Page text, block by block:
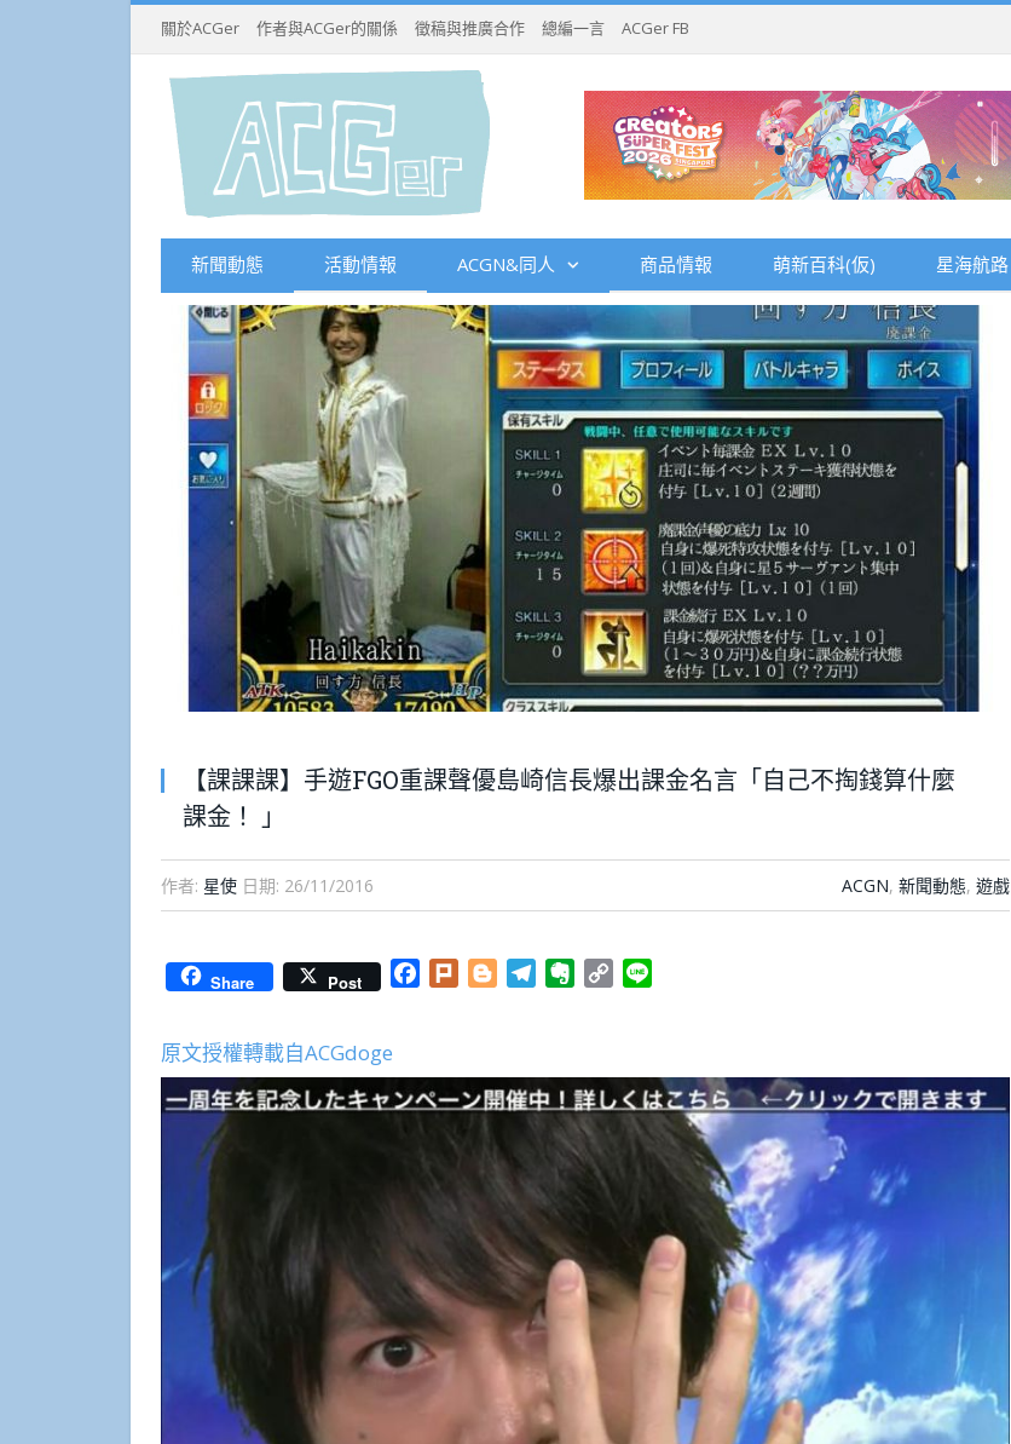
關於ACGer 作者與ACGer的關係 徵稿與推廣合作 總編一言 ACGer FB
新聞動態 活動情報 ACGN&同人 商品情報 萌新百科(仮) 星海航路
【課課課】手遊FGO重課聲優島崎信長爆出課金名言「自己不掏錢算什麼
課金！ 」
作者: 星使 日期: 26/11/2016 ACGN, 新聞動態, 遊戲
Share Post Facebook
Plurk BloggerTelegramEvernote
Copy
原文授權轉載自ACGdoge